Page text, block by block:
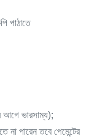
পাঠাতে
আগে ভারসাম্য);
পারেন তবে পেমেন্টের